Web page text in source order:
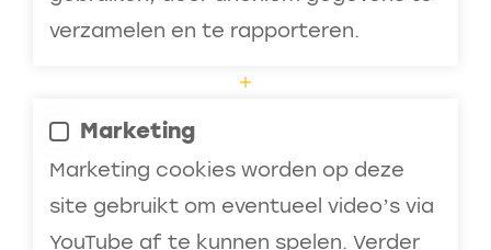
verzamelen en te rapporteren.
Marketing
Marketing cookies worden op deze
site gebruikt om eventueel video’s via
YouTube af te kunnen spelen. Verder